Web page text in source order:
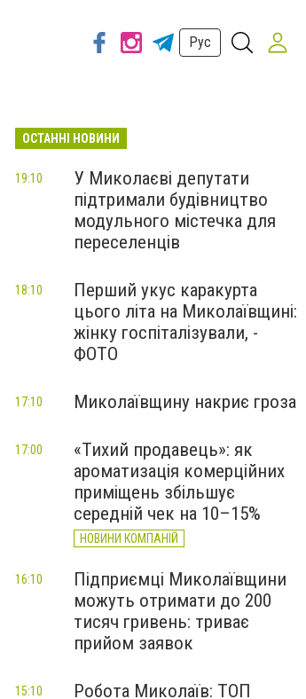
Рус
ОСТАННІ НОВИНИ
У Миколаєві депутати
підтримали будівництво
модульного містечка для
переселенців
19:10
Перший укус каракурта
цього літа на Миколаївщині:
жінку госпіталізували, -
ФОТО
18:10
Миколаївщину накриє гроза
17:10
«Тихий продавець»: як
ароматизація комерційних
приміщень збільшує
середній чек на 10–15%
НОВИНИ КОМПАНІЙ
17:00
Підприємці Миколаївщини
можуть отримати до 200
тисяч гривень: триває
прийом заявок
16:10
Робота Миколаїв: ТОП
15:10